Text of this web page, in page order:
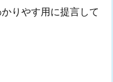
りやす用に提言して